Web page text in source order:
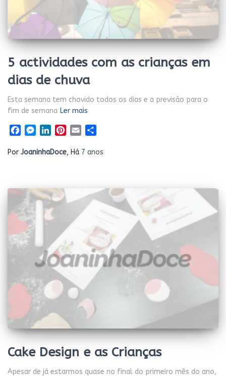
5 actividades com as crianças em
dias de chuva
Esta semana tem chovido todos os dias e a previsão para o
fim de semana Ler mais
Facebook
Messenger
LinkedInPinterest
Email
Por JoaninhaDoce, Há 7 anos
Cake Design e as Crianças
Apesar de já estarmos quase no final do primeiro mês do ano,